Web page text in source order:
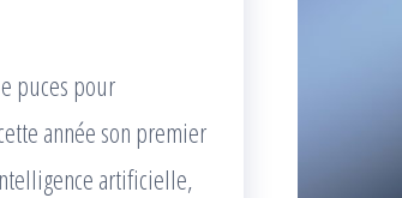
puces pour
année son premier
artificielle,